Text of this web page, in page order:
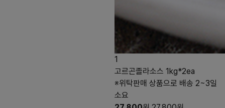
1
고르곤졸라소스 1kg*2ea
※위탁판매 상품으로 배송 2~3일
소요